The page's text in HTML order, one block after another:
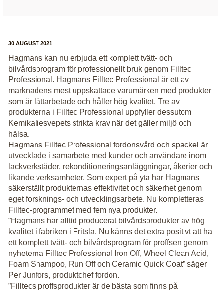
30 AUGUST 2021
Hagmans kan nu erbjuda ett komplett tvätt- och
bilvårdsprogram för professionellt bruk genom Filltec
Professional. Hagmans Filltec Professional är ett av
marknadens mest uppskattade varumärken med produkter
som är lättarbetade och håller hög kvalitet. Tre av
produkterna i Filltec Professional uppfyller dessutom
Kemikaliesvepets strikta krav när det gäller miljö och
hälsa.
Hagmans Filltec Professional fordonsvård och spackel är
utvecklade i samarbete med kunder och användare inom
lackverkstäder, rekonditioneringsanläggningar, åkerier och
likande verksamheter. Som expert på yta har Hagmans
säkerställt produkternas effektivitet och säkerhet genom
eget forsknings- och utvecklingsarbete. Nu kompletteras
Filltec-programmet med fem nya produkter.
”Hagmans har alltid producerat bilvårdsprodukter av hög
kvalitet i fabriken i Fritsla. Nu känns det extra positivt att ha
ett komplett tvätt- och bilvårdsprogram för proffsen genom
nyheterna Filltec Professional Iron Off, Wheel Clean Acid,
Foam Shampoo, Run Off och Ceramic Quick Coat” säger
Per Junfors, produktchef fordon.
”Filltecs proffsprodukter är de bästa som finns på